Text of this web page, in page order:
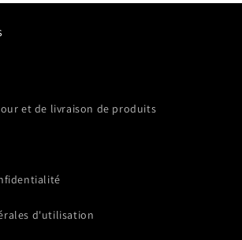
et de livraison de produits
d'utilisation